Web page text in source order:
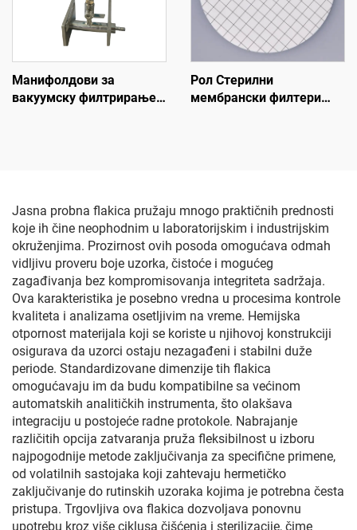
Манифолдови за
вакуумску филтрирање
Рол Стерилни
мембрански филтери
Jasna probna flakica pružaju mnogo praktičnih prednosti
koje ih čine neophodnim u laboratorijskim i industrijskim
okruženjima. Prozirnost ovih posoda omogućava odmah
vidljivu proveru boje uzorka, čistoće i mogućeg
zagađivanja bez kompromisovanja integriteta sadržaja.
Ova karakteristika je posebno vredna u procesima kontrole
kvaliteta i analizama osetljivim na vreme. Hemijska
otpornost materijala koji se koriste u njihovoj konstrukciji
osigurava da uzorci ostaju nezagađeni i stabilni duže
periode. Standardizovane dimenzije tih flakica
omogućavaju im da budu kompatibilne sa većinom
automatskih analitičkih instrumenta, što olakšava
integraciju u postojeće radne protokole. Nabrajanje
različitih opcija zatvaranja pruža fleksibilnost u izboru
najpogodnije metode zaključivanja za specifične primene,
od volatilnih sastojaka koji zahtevaju hermetičko
zaključivanje do rutinskih uzoraka kojima je potrebna česta
pristupa. Trgovljiva ova flakica dozvoljava ponovnu
upotrebu kroz više ciklusa čišćenja i sterilizacije, čime